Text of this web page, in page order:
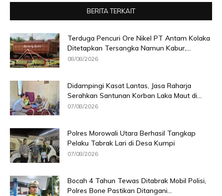
BERITA TERKAIT
Terduga Pencuri Ore Nikel PT Antam Kolaka
Ditetapkan Tersangka Namun Kabur,...
08/08/2026
Didampingi Kasat Lantas, Jasa Raharja
Serahkan Santunan Korban Laka Maut di...
07/08/2026
Polres Morowali Utara Berhasil Tangkap
Pelaku Tabrak Lari di Desa Kumpi
07/08/2026
Bocah 4 Tahun Tewas Ditabrak Mobil Polisi,
Polres Bone Pastikan Ditangani...